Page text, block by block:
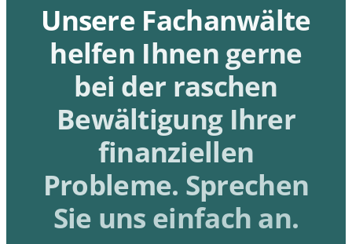
Unsere Fachanwälte
helfen Ihnen gerne
bei der raschen
Bewältigung Ihrer
finanziellen
Probleme. Sprechen
Sie uns einfach an.
funktioniert.
Wenn Sie
diese
Cookies
ablehnen,
Funktionen
nicht mehr
verfügbar